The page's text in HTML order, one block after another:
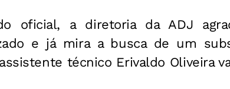
oficial, a diretoria da ADJ
e já mira a busca de um
técnico Erivaldo Oliveira